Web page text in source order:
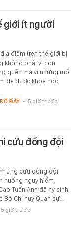
giới ít người
điểm trên thế giới bị
không phải vì con
quên mà vì những mối
đã được khoa học
ĐÂY - 5 giờ trước
cứu đồng đội
ứng cứu đồng đội
huống nguy hiểm,
Tuấn Anh đã hy sinh.
Bộ Chỉ huy Quân sự…
5 giờ trước